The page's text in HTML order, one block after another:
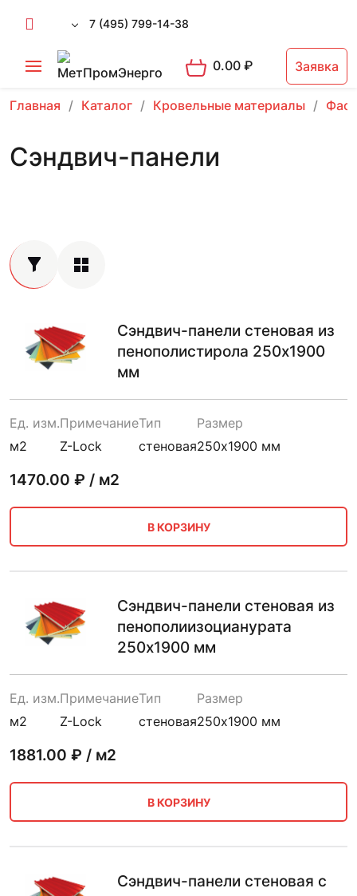
7 (495) 799-14-38
0.00₽ Заявка
Главная Каталог Кровельные материалы
Сэндвич-панели
Сэндвич-панели стеновая из
пенополистирола 250х1900
мм
Ед. изм.
м2
Примечание
Z-Lock
Тип
стеновая
Размер
250х1900 мм
1470.00 ₽ / м2
В КОРЗИНУ
Сэндвич-панели стеновая из
пенополиизоцианурата
250х1900 мм
Ед. изм.
м2
Примечание
Z-Lock
Тип
стеновая
Размер
250х1900 мм
1881.00 ₽ / м2
В КОРЗИНУ
Сэндвич-панели стеновая с